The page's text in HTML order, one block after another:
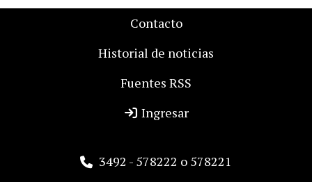
Contacto
Historial de noticias
Fuentes RSS
Ingresar
3492 - 578222 o 578221